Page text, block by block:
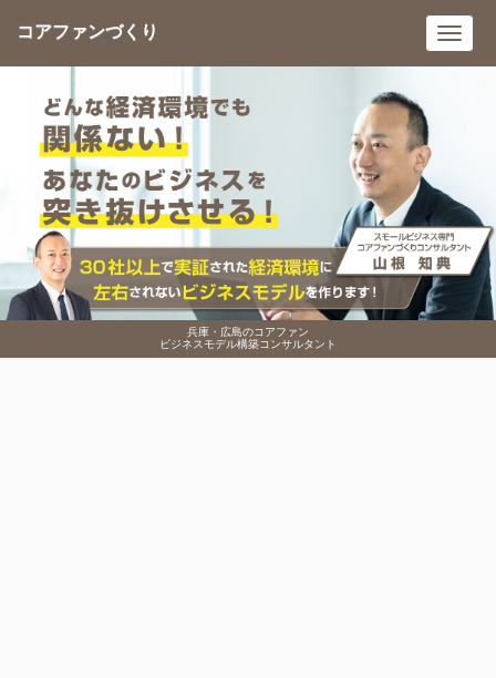
兵庫・広島のコアファン
ビジネスモデル構築コンサルタント
コアファンづくり